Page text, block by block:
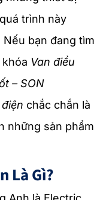
trình này
Nếu bạn đang tìm
Van điều
– SON
chắc chắn là
những sản phẩm
Là Gì?